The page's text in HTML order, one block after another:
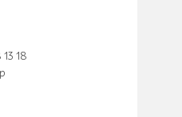
18